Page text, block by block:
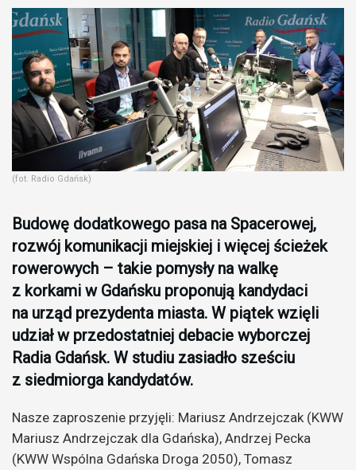
(fot. Radio Gdańsk)
Budowę dodatkowego pasa na Spacerowej,
rozwój komunikacji miejskiej i więcej ścieżek
rowerowych – takie pomysły na walkę
z korkami w Gdańsku proponują kandydaci
na urząd prezydenta miasta. W piątek wzięli
udział w przedostatniej debacie wyborczej
Radia Gdańsk. W studiu zasiadło sześciu
z siedmiorga kandydatów.
Nasze zaproszenie przyjęli: Mariusz Andrzejczak (KWW
Mariusz Andrzejczak dla Gdańska), Andrzej Pecka
(KWW Wspólna Gdańska Droga 2050), Tomasz